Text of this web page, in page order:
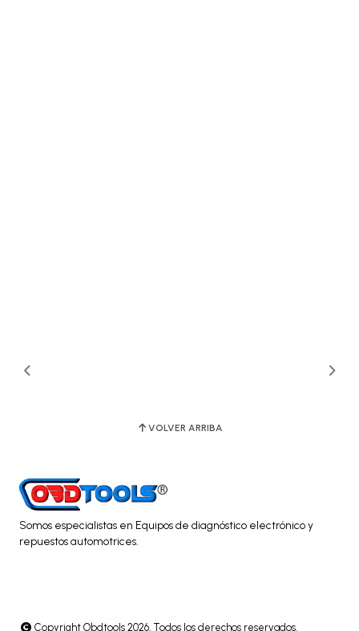
VOLVER ARRIBA
Somos especialistas en Equipos de diagnóstico electrónico y
repuestos automotrices.
Copyright Obdtools 2026. Todos los derechos reservados.